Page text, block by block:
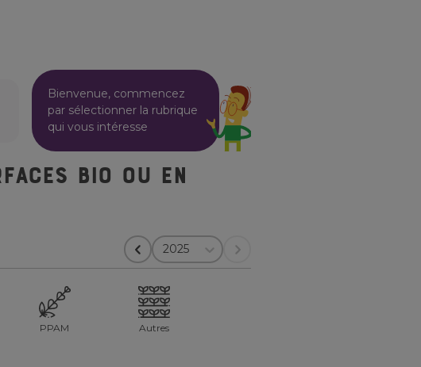
Bienvenue, commencez
par sélectionner la rubrique
qui vous intéresse
bio ou en
2025
PPAM Autres